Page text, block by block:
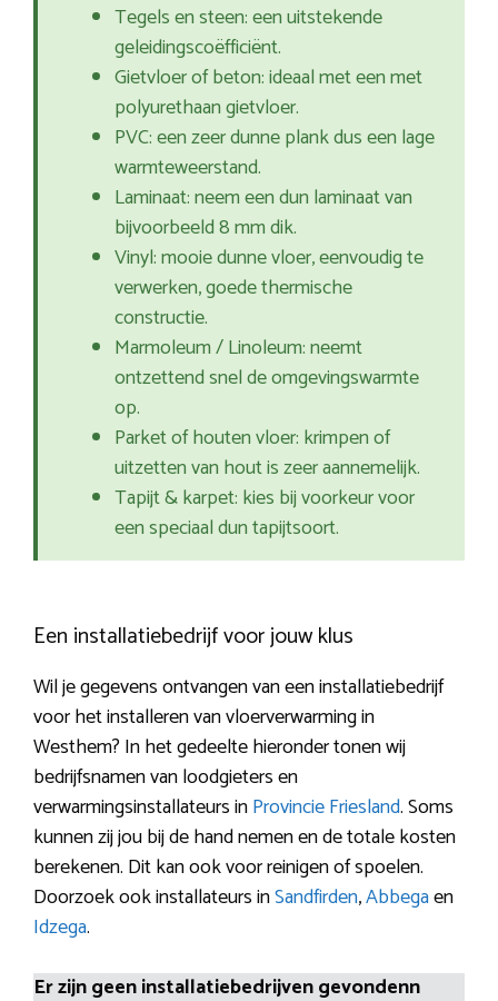
Tegels en steen: een uitstekende
geleidingscoëfficiënt.
Gietvloer of beton: ideaal met een met
polyurethaan gietvloer.
PVC: een zeer dunne plank dus een lage
warmteweerstand.
Laminaat: neem een dun laminaat van
bijvoorbeeld 8 mm dik.
Vinyl: mooie dunne vloer, eenvoudig te
verwerken, goede thermische
constructie.
Marmoleum / Linoleum: neemt
ontzettend snel de omgevingswarmte
op.
Parket of houten vloer: krimpen of
uitzetten van hout is zeer aannemelijk.
Tapijt & karpet: kies bij voorkeur voor
een speciaal dun tapijtsoort.
Een installatiebedrijf voor jouw klus
Wil je gegevens ontvangen van een installatiebedrijf
voor het installeren van vloerverwarming in
Westhem? In het gedeelte hieronder tonen wij
bedrijfsnamen van loodgieters en
verwarmingsinstallateurs inProvincie Friesland. Soms
kunnen zij jou bij de hand nemen en de totale kosten
berekenen. Dit kan ook voor reinigen of spoelen.
Doorzoek ook installateurs inSandfirden,Abbegaen
Idzega.
Er zijn geen installatiebedrijven gevondenn